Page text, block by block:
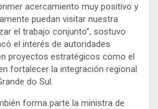
acercamiento muy positivo y
puedan visitar nuestra
el trabajo conjunto”, sostuvo
el interés de autoridades
proyectos estratégicos como el
fortalecer la integración regional
do Sul.
forma parte la ministra de